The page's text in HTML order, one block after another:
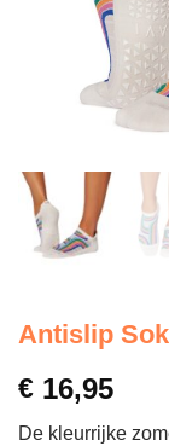
Antislip
€ 16,95
De kleurrijke